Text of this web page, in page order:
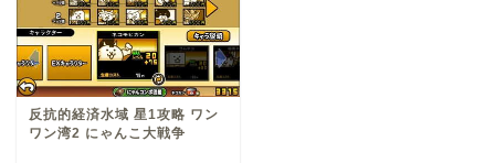
反抗的経済水域 星1攻略 ワン
ワン湾2 にゃんこ大戦争